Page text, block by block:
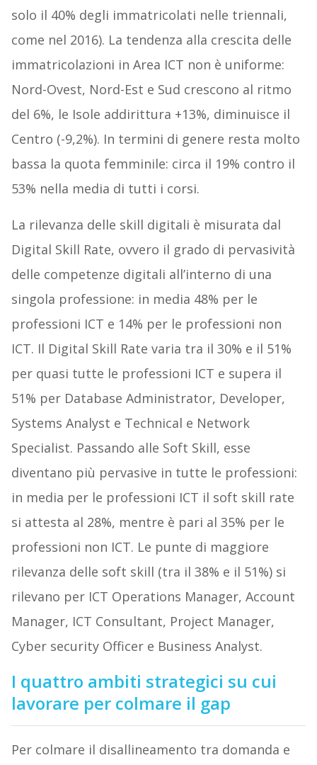
solo il 40% degli immatricolati nelle triennali,
come nel 2016). La tendenza alla crescita delle
immatricolazioni in Area ICT non è uniforme:
Nord-Ovest, Nord-Est e Sud crescono al ritmo
del 6%, le Isole addirittura +13%, diminuisce il
Centro (-9,2%). In termini di genere resta molto
bassa la quota femminile: circa il 19% contro il
53% nella media di tutti i corsi.
La rilevanza delle skill digitali è misurata dal
Digital Skill Rate, ovvero il grado di pervasività
delle competenze digitali all’interno di una
singola professione: in media 48% per le
professioni ICT e 14% per le professioni non
ICT. Il Digital Skill Rate varia tra il 30% e il 51%
per quasi tutte le professioni ICT e supera il
51% per Database Administrator, Developer,
Systems Analyst e Technical e Network
Specialist. Passando alle Soft Skill, esse
diventano più pervasive in tutte le professioni:
in media per le professioni ICT il soft skill rate
si attesta al 28%, mentre è pari al 35% per le
professioni non ICT. Le punte di maggiore
rilevanza delle soft skill (tra il 38% e il 51%) si
rilevano per ICT Operations Manager, Account
Manager, ICT Consultant, Project Manager,
Cyber security Officer e Business Analyst.
I quattro ambiti strategici su cui
lavorare per colmare il gap
Per colmare il disallineamento tra domanda e